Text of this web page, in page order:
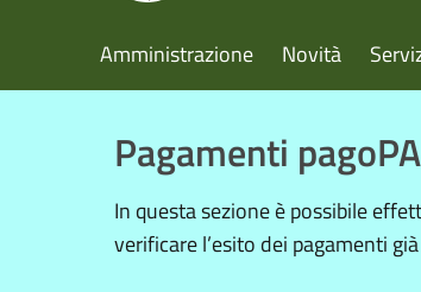
Amministrazione Novità
Pagamenti pagoPA
In questa sezione è possibile
verificare l’esito dei pagamenti